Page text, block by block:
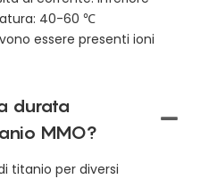
40-60 ℃
essere presenti ioni
durata
MMO?
titanio per diversi